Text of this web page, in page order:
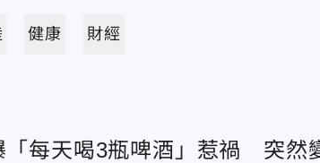
健康 財經
「每天喝3瓶啤酒」惹禍 突然